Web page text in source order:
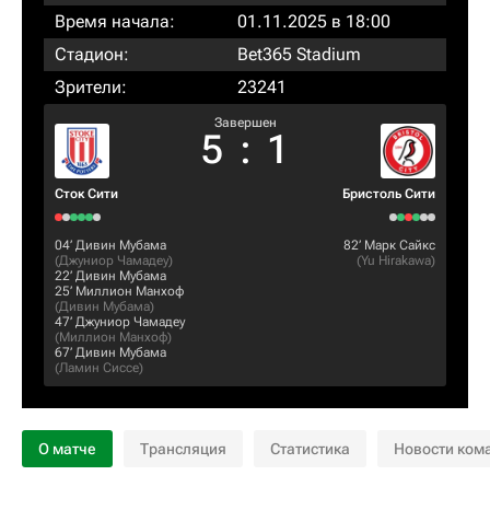
Время начала:
01.11.2025 в 18:00
Стадион:
Bet365 Stadium
Зрители:
23241
Сток Сити
Завершен
5 : 1
Бристоль Сити
04‎’‎ Дивин Мубама
(Джуниор Чамадеу)
22‎’‎ Дивин Мубама
25‎’‎ Миллион Манхоф
(Дивин Мубама)
47‎’‎ Джуниор Чамадеу
(Миллион Манхоф)
67‎’‎ Дивин Мубама
(Ламин Сиссе)
82‎’‎ Марк Сайкс
(Yu Hirakawa)
О матче Трансляция Статистика Новости